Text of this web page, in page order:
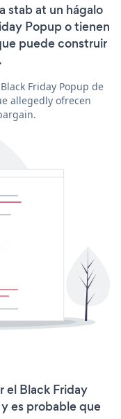
stab at un hágalo
Popup o tienen
puede construir
Friday Popup de
allegedly ofrecen
el Black Friday
es probable que